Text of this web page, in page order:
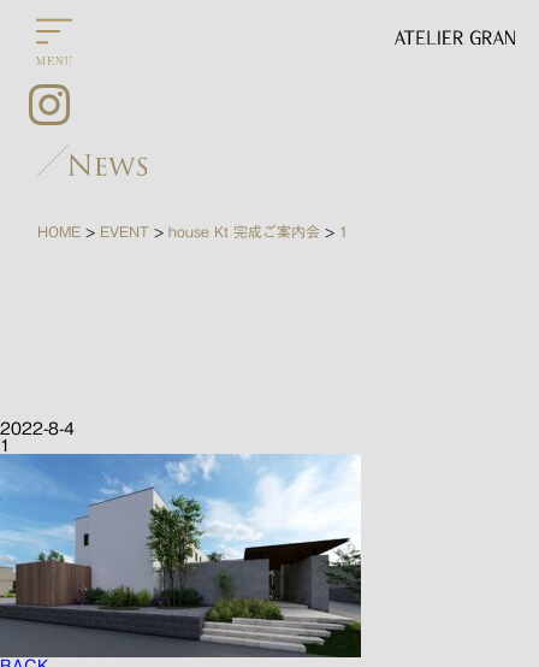
HOME > EVENT > house Kt 完成ご案内会 > 1
2022-8-4
1